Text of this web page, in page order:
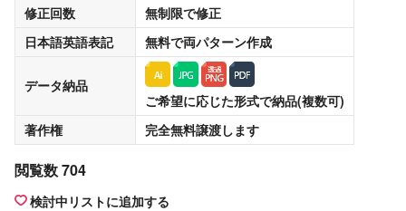
修正回数
無制限で修正
日本語英語表記
無料で両パターン作成
データ納品
ご希望に応じた形式で納品(複数可)
著作権
完全無料譲渡します
閲覧数 704
検討中リストに追加する